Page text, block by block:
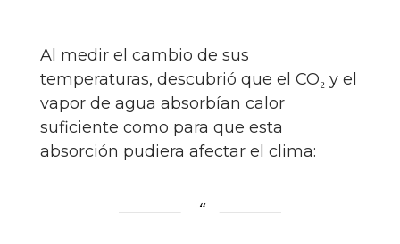
Al medir el cambio de sus
temperaturas, descubrió que el CO₂ y el
vapor de agua absorbían calor
suficiente como para que esta
absorción pudiera afectar el clima: